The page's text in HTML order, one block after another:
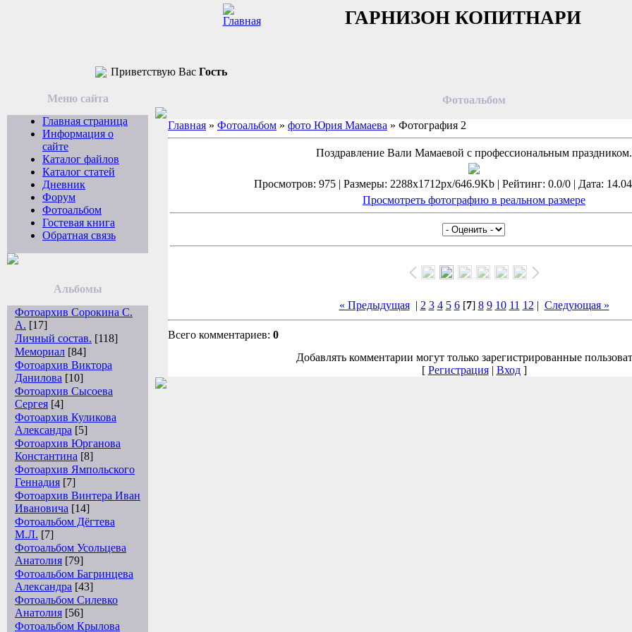
ГАРНИЗОН КОПИТНАРИ
Приветствую Вас Гость
Меню сайта
Главная страница
Информация о
сайте
Каталог файлов
Каталог статей
Дневник
Форум
Фотоальбом
Гостевая книга
Обратная связь
Альбомы
Фотоархив Сорокина С.
А. [17]
Личный состав. [118]
Мемориал [84]
Фотоархив Виктора
Данилова [10]
Фотоархив Сысоева
Сергея [4]
Фотоархив Куликова
Александра [5]
Фотоархив Юрганова
Константина [8]
Фотоархив Ямпольского
Геннадия [7]
Фотоархив Винтера Иван
Ивановича [14]
Фотоальбом Дёгтева
М.Л. [7]
Фотоальбом Усольцева
Анатолия [79]
Фотоальбом Багринцева
Александра [43]
Фотоальбом Силевко
Анатолия [56]
Фотоальбом Крылова
Фотоальбом
Главная » Фотоальбом » фото Юрия Мамаева » Фотография 2
Поздравление Вали Мамаевой с профессиональным праздником.
Просмотров: 975 | Размеры: 2288x1712px/646.9Kb | Рейтинг: 0.0/0 | Дата:
Просмотреть фотографию в реальном размере
« Предыдущая| 2 3 4 5 6[7] 8 9 10 11 12 | Следующая »
Всего комментариев: 0
Добавлять комментарии могут только зарегистрированные
[ Регистрация| Вход]